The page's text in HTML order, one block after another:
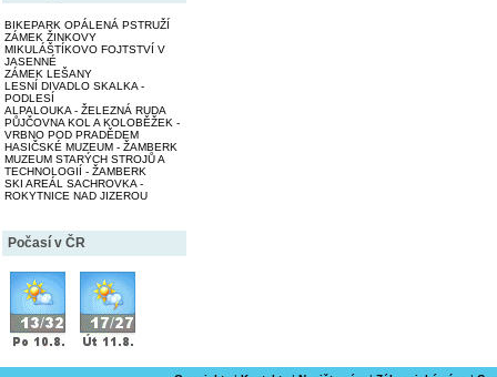
BIKEPARK OPÁLENÁ PSTRUŽÍ
ZÁMEK ŽINKOVY
MIKULÁŠTÍKOVO FOJTSTVÍ V
JASENNÉ
ZÁMEK LEŠANY
LESNÍ DIVADLO SKALKA -
PODLESÍ
ALPALOUKA - ŽELEZNÁ RUDA
PŮJČOVNA KOL A KOLOBĚŽEK -
VRBNO POD PRADĚDEM
HASIČSKÉ MUZEUM - ŽAMBERK
MUZEUM STARÝCH STROJŮ A
TECHNOLOGIÍ - ŽAMBERK
SKI AREÁL SACHROVKA -
ROKYTNICE NAD JIZEROU
Počasí v ČR